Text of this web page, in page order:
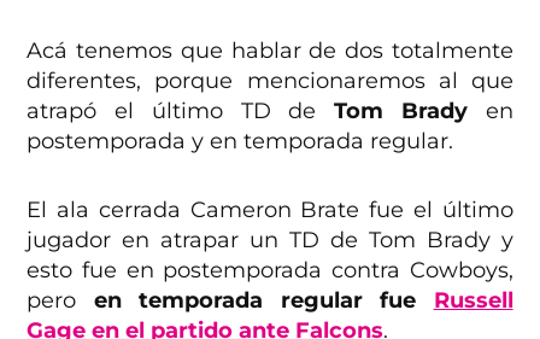
Acá tenemos que hablar de dos totalmente
diferentes, porque mencionaremos al que
atrapó el último TD deTom Bradyen
postemporada y en temporada regular.
El ala cerrada Cameron Brate fue el último
jugador en atrapar un TD de Tom Brady y
esto fue en postemporada contra Cowboys,
pero en temporada regular fue Russell
Gage en el partido ante Falcons.